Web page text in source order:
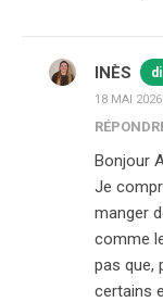
INÈS
18 MAI
Bonjour
Je
manger
comme
pas que,
certains